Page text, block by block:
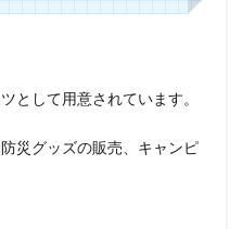
として用意されています。
災グッズの販売、キャンピ